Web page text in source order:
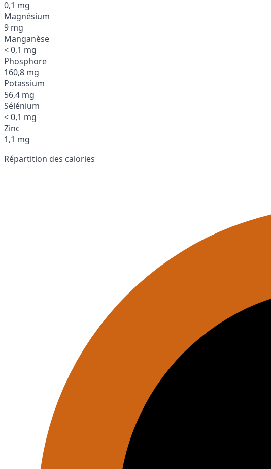
0,1 mg
Magnésium
9 mg
Manganèse
< 0,1 mg
Phosphore
160,8 mg
Potassium
56,4 mg
Sélénium
< 0,1 mg
Zinc
1,1 mg
Répartition des calories